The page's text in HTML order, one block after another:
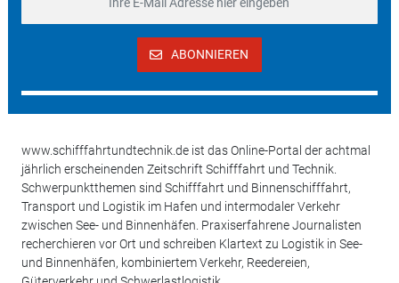
ABONNIEREN
www.schifffahrtundtechnik.de ist das Online-Portal der achtmal
jährlich erscheinenden Zeitschrift Schifffahrt und Technik.
Schwerpunktthemen sind Schifffahrt und Binnenschifffahrt,
Transport und Logistik im Hafen und intermodaler Verkehr
zwischen See- und Binnenhäfen. Praxiserfahrene Journalisten
recherchieren vor Ort und schreiben Klartext zu Logistik in See-
und Binnenhäfen, kombiniertem Verkehr, Reedereien,